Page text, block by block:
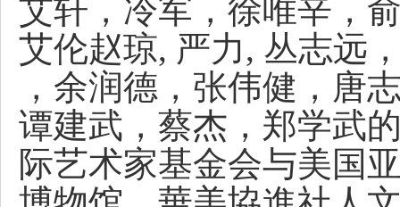
艾轩，冷军，徐唯辛，
艾伦赵琼, 严力, 丛志远
，余润德，张伟健，唐
谭建武，蔡杰，郑学武
际艺术家基金会与美国